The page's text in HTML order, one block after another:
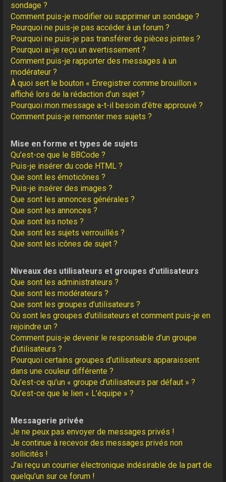
sondage ?
Comment puis-je modifier ou supprimer un sondage ?
Pourquoi ne puis-je pas accéder à un forum ?
Pourquoi ne puis-je pas transférer de pièces jointes ?
Pourquoi ai-je reçu un avertissement ?
Comment puis-je rapporter des messages à un
modérateur ?
À quoi sert le bouton « Enregistrer comme brouillon »
affiché lors de la rédaction d’un sujet ?
Pourquoi mon message a-t-il besoin d’être approuvé ?
Comment puis-je remonter mes sujets ?
Mise en forme et types de sujets
Qu’est-ce que le BBCode ?
Puis-je insérer du code HTML ?
Que sont les émoticônes ?
Puis-je insérer des images ?
Que sont les annonces générales ?
Que sont les annonces ?
Que sont les notes ?
Que sont les sujets verrouillés ?
Que sont les icônes de sujet ?
Niveaux des utilisateurs et groupes d’utilisateurs
Que sont les administrateurs ?
Que sont les modérateurs ?
Que sont les groupes d’utilisateurs ?
Où sont les groupes d’utilisateurs et comment puis-je en
rejoindre un ?
Comment puis-je devenir le responsable d’un groupe
d’utilisateurs ?
Pourquoi certains groupes d’utilisateurs apparaissent
dans une couleur différente ?
Qu’est-ce qu’un « groupe d’utilisateurs par défaut » ?
Qu’est-ce que le lien « L’équipe » ?
Messagerie privée
Je ne peux pas envoyer de messages privés !
Je continue à recevoir des messages privés non
sollicités !
J’ai reçu un courrier électronique indésirable de la part de
quelqu’un sur ce forum !